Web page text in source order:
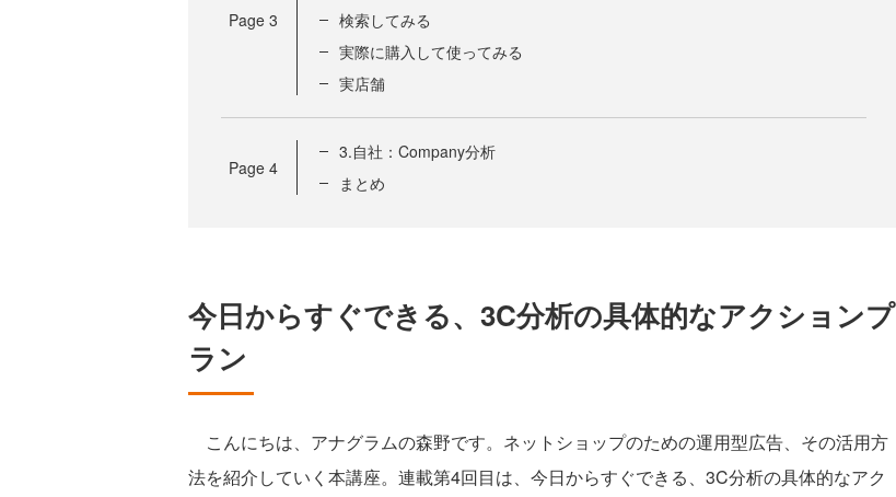
Page 3
検索してみる
実際に購入して使ってみる
実店舗
Page 4
3.自社：Company分析
まとめ
今日からすぐできる、3C分析の具体的なアクションプ
ラン
こんにちは、アナグラムの森野です。ネットショップのための運用型広告、その活用方
法を紹介していく本講座。連載第4回目は、今日からすぐできる、3C分析の具体的なアク